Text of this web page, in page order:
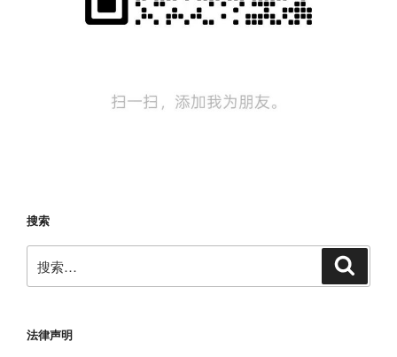
搜索
索：
法律声明